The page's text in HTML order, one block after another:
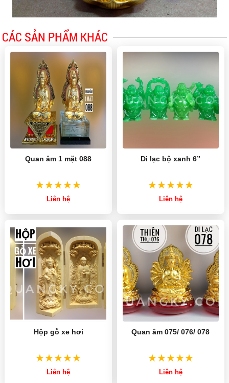
CÁC SẢN PHẨM KHÁC
Quan âm 1 mặt 088
Liên hệ
Di lạc bộ xanh 6”
Liên hệ
Hộp gỗ xe hơi
Liên hệ
Quan âm 075/ 076/ 078
Liên hệ